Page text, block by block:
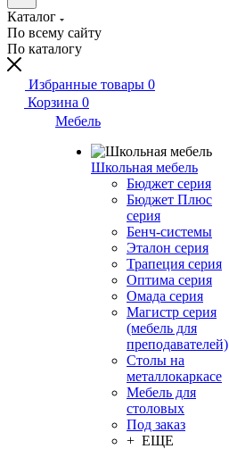
Каталог
По всему сайту
По каталогу
Избранные товары 0
Корзина 0
Мебель
Школьная мебель
Бюджет серия
Бюджет Плюс
серия
Бенч-системы
Эталон серия
Трапеция серия
Оптима серия
Омада серия
Магистр серия
(мебель для
преподавателей)
Столы на
металлокаркасе
Мебель для
столовых
Под заказ
+ ЕЩЕ